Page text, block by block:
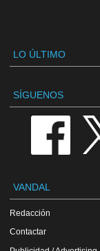
LO ÚLTIMO
SÍGUENOS
VANDAL
Redacción
Contactar